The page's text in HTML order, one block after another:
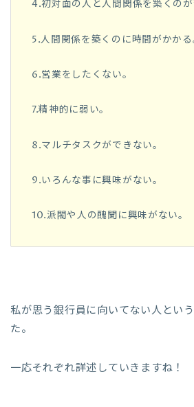
4.初対面の人と人間関係を築くのが
5.人間関係を築くのに時間がかかる
6.営業をしたくない。
7.精神的に弱い。
8.マルチタスクができない。
9.いろんな事に興味がない。
10.派閥や人の醜聞に興味がない。
私が思う銀行員に向いてない人とい
た。
一応それぞれ詳述していきますね！